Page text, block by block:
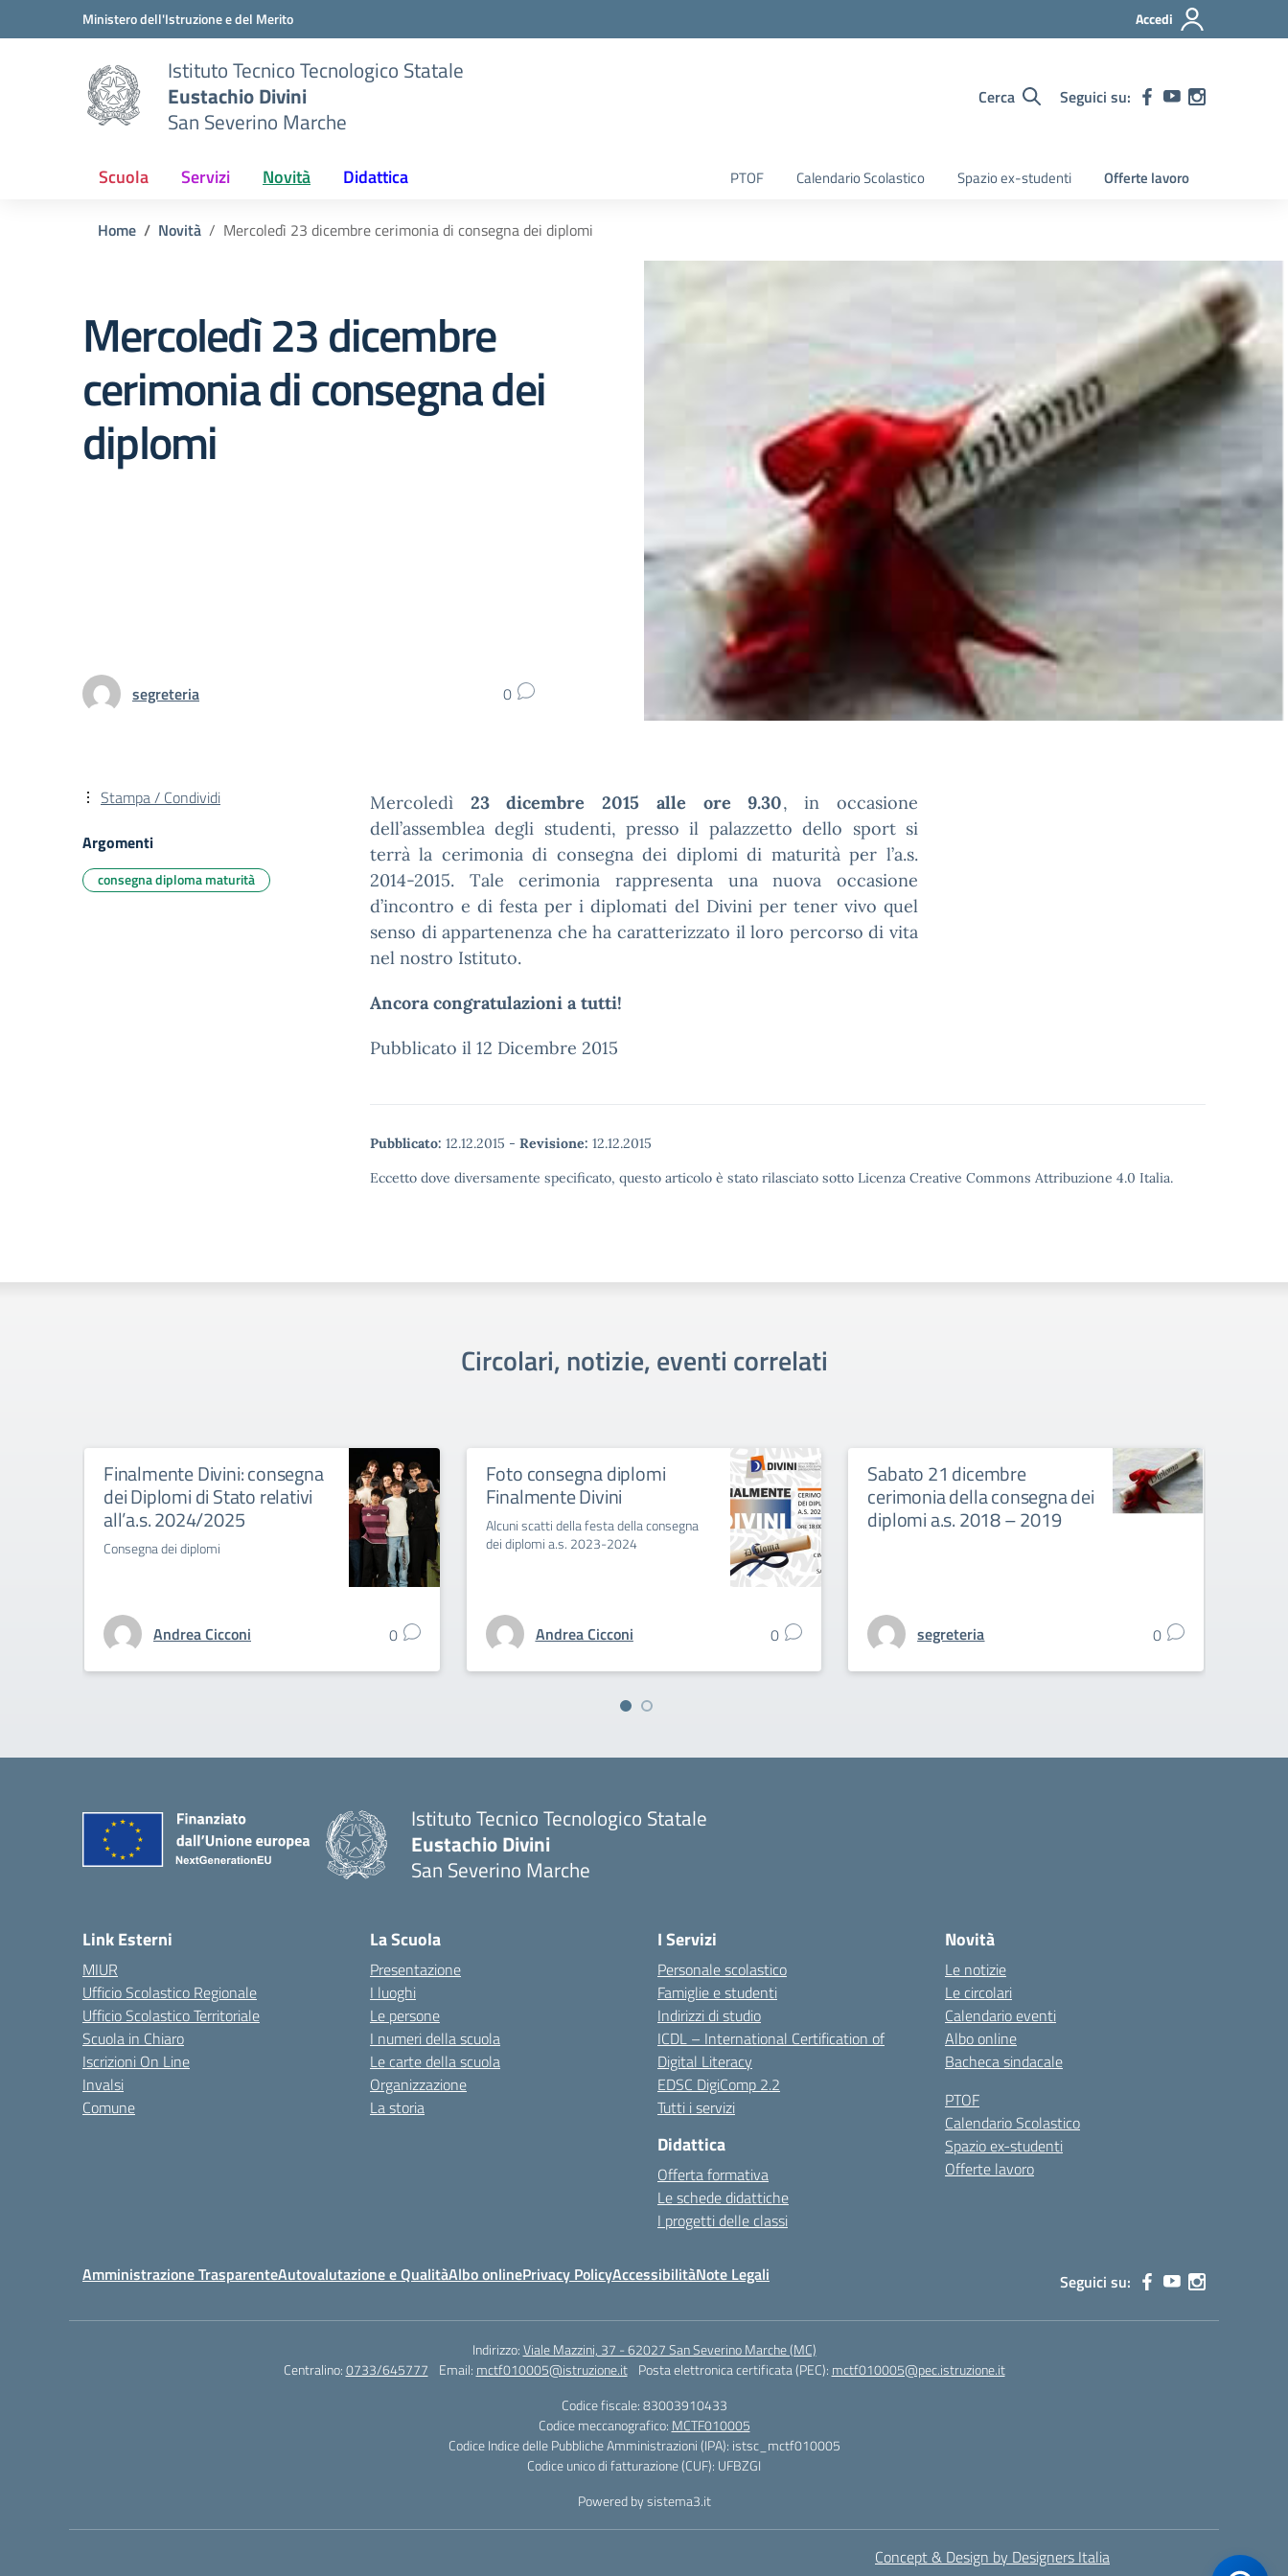
Vai ai contenuti
Vai al menu di navigazioneMinistero dell'Istruzione e del Merito Accedi
Istituto Tecnico Tecnologico Statale
Eustachio Divini
San Severino Marche
Cerca Seguici su:
Scuola Servizi Novità Didattica PTOF Calendario Scolastico Spazio ex-studenti Offerte lavoro
Home Novità Mercoledì 23 dicembre cerimonia di consegna dei diplomi
Mercoledì 23 dicembre
cerimonia di consegna dei
diplomi
segreteria 0
Mercoledì 23 dicembre 2015 alle ore 9.30, in occasione
dell’assemblea degli studenti, presso il palazzetto dello sport si
terrà la cerimonia di consegna dei diplomi di maturità per l’a.s.
2014-2015. Tale cerimonia rappresenta una nuova occasione
d’incontro e di festa per i diplomati del Divini per tener vivo quel
senso di appartenenza che ha caratterizzato il loro percorso di vita
nel nostro Istituto.
Ancora congratulazioni a tutti!
Pubblicato il 12 Dicembre 2015
Pubblicato: 12.12.2015 - Revisione: 12.12.2015
Eccetto dove diversamente specificato, questo articolo è stato rilasciato sotto Licenza Creative Commons Attribuzione 4.0 Italia.
Stampa / Condividi
Argomenti
consegna diploma maturità
Circolari, notizie, eventi correlati
Finalmente Divini: consegna
dei Diplomi di Stato relativi
all’a.s. 2024/2025
Consegna dei diplomi
Andrea Cicconi 0
Foto consegna diplomi
Finalmente Divini
Alcuni scatti della festa della consegna
dei diplomi a.s. 2023-2024
Andrea Cicconi 0
Sabato 21 dicembre
cerimonia della consegna dei
diplomi a.s. 2018 – 2019
segreteria 0
Istituto Tecnico Tecnologico Statale
Eustachio Divini
San Severino Marche
Link Esterni
MIUR
Ufficio Scolastico Regionale
Ufficio Scolastico Territoriale
Scuola in Chiaro
Iscrizioni On Line
Invalsi
Comune
La Scuola
Presentazione
I luoghi
Le persone
I numeri della scuola
Le carte della scuola
Organizzazione
La storia
I Servizi
Personale scolastico
Famiglie e studenti
Indirizzi di studio
ICDL – International Certification of
Digital Literacy
EDSC DigiComp 2.2
Tutti i servizi
Didattica
Offerta formativa
Le schede didattiche
I progetti delle classi
Novità
Le notizie
Le circolari
Calendario eventi
Albo online
Bacheca sindacale
PTOF
Calendario Scolastico
Spazio ex-studenti
Offerte lavoro
Amministrazione TrasparenteAutovalutazione e QualitàAlbo onlinePrivacy PolicyAccessibilitàNote Legali Seguici su:
Indirizzo:Viale Mazzini, 37 - 62027 San Severino Marche (MC)
Centralino:0733/645777 Email: mctf010005@istruzione.it Posta elettronica certificata (PEC): mctf010005@pec.istruzione.it
Codice fiscale: 83003910433
Codice meccanografico: MCTF010005
Codice Indice delle Pubbliche Amministrazioni (IPA): istsc_mctf010005
Codice unico di fatturazione (CUF): UFBZGI
Powered by sistema3.it
Concept & Design by Designers Italia